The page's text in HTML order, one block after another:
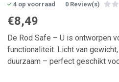
4 op voorraad 0 Review(s)
€8,49
De Rod Safe – U is ontworpen
functionaliteit. Licht van
duurzaam – perfect geschikt